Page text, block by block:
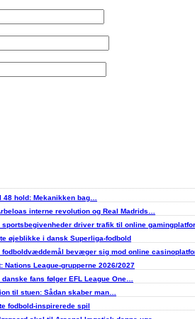
48 hold: Mekanikken bag…
interne revolution og Real Madrids…
sportsbegivenheder driver trafik til online
øjeblikke i dansk Superliga-fodbold
fodboldvæddemål bevæger sig mod online
Nations League-grupperne 2026/2027
danske fans følger EFL League One…
til stuen: Sådan skaber man…
fodbold-inspirerede spil